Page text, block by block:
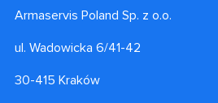
Armaservis Poland Sp. z o.o.
ul. Wadowicka 6/41-42
30-415 Kraków